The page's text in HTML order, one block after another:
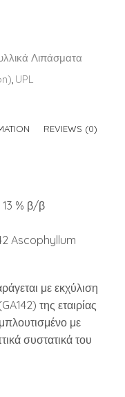
Λιπάσματα
, UPL
REVIEWS (0)
% β/β
Ascophyllum
με εκχύλιση
της εταιρίας
με
συστατικά του